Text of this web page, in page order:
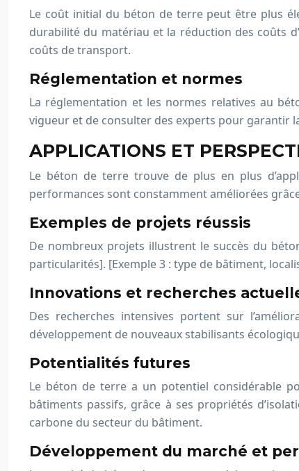
Le coût initial du béton de terre peut être plus
durabilité du matériau et la réduction des coûts
coûts de transport.
Réglementation et normes
La réglementation et les normes relatives au
vigueur et de consulter des experts pour garantir
APPLICATIONS ET
Le béton de terre trouve de plus en plus
performances sont constamment améliorées
Exemples de projets réussis
De nombreux projets illustrent le succès du
particularités]. [Exemple 3 : type de bâtiment,
Innovations et recherches
Des recherches intensives portent sur
développement de nouveaux stabilisants
Potentialités futures
Le béton de terre a un potentiel considérable
bâtiments passifs, grâce à ses propriétés
carbone du secteur du bâtiment.
Développement du marché et